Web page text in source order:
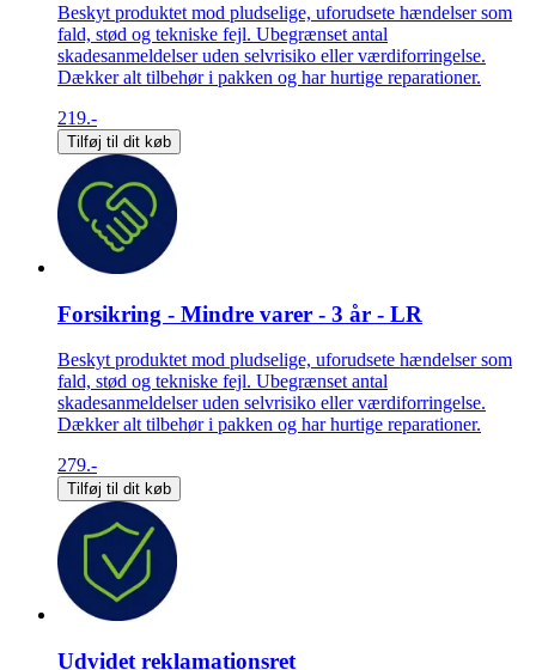
Beskyt produktet mod pludselige, uforudsete hændelser som
fald, stød og tekniske fejl. Ubegrænset antal
skadesanmeldelser uden selvrisiko eller værdiforringelse.
Dækker alt tilbehør i pakken og har hurtige reparationer.
219.-
Tilføj til dit køb
Forsikring - Mindre varer - 3 år - LR
Beskyt produktet mod pludselige, uforudsete hændelser som
fald, stød og tekniske fejl. Ubegrænset antal
skadesanmeldelser uden selvrisiko eller værdiforringelse.
Dækker alt tilbehør i pakken og har hurtige reparationer.
279.-
Tilføj til dit køb
Udvidet reklamationsret